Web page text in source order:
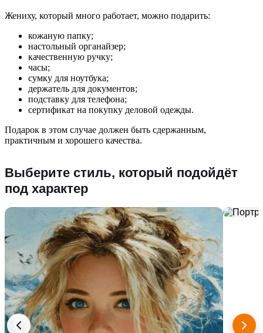
Жениху, который много работает, можно подарить:
кожаную папку;
настольный органайзер;
качественную ручку;
часы;
сумку для ноутбука;
держатель для документов;
подставку для телефона;
сертификат на покупку деловой одежды.
Подарок в этом случае должен быть сдержанным,
практичным и хорошего качества.
Выберите стиль, который подойдёт
под характер